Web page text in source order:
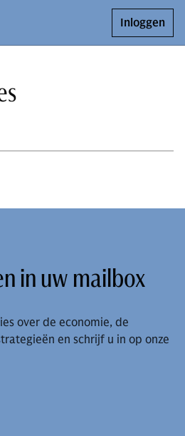
Inloggen
in uw mailbox
over de economie, de
en schrijf u in op onze